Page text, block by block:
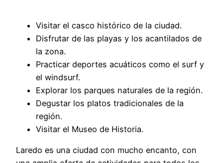
Visitar el casco histórico de la ciudad.
Disfrutar de las playas y los acantilados de
la zona.
Practicar deportes acuáticos como el surf y
el windsurf.
Explorar los parques naturales de la región.
Degustar los platos tradicionales de la
región.
Visitar el Museo de Historia.
Laredo es una ciudad con mucho encanto, con